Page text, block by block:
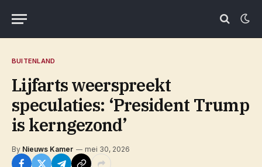
BUITENLAND
Lijfarts weerspreekt
speculaties: ‘President Trump
is kerngezond’
By Nieuws Kamer mei 30, 2026